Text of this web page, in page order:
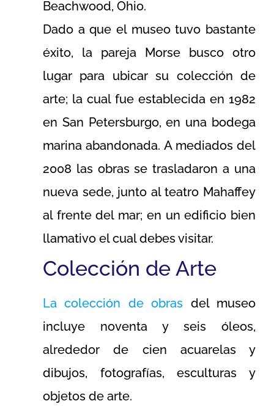
Beachwood, Ohio.
Dado a que el museo tuvo bastante
éxito, la pareja Morse busco otro
lugar para ubicar su colección de
arte; la cual fue establecida en 1982
en San Petersburgo, en una bodega
marina abandonada. A mediados del
2008 las obras se trasladaron a una
nueva sede, junto al teatro Mahaffey
al frente del mar; en un edificio bien
llamativo el cual debes visitar.
Colección de Arte
La colección de obras del museo
incluye noventa y seis óleos,
alrededor de cien acuarelas y
dibujos, fotografías, esculturas y
objetos de arte.